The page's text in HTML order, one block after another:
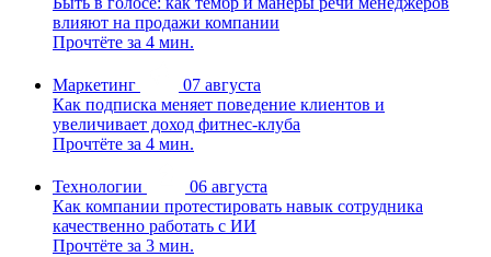
влияют на продажи компании
Прочтёте за 4 мин.
Маркетинг
07 августа
Как подписка меняет поведение клиентов и
увеличивает доход фитнес-клуба
Прочтёте за 4 мин.
Технологии
06 августа
Как компании протестировать навык сотрудника
качественно работать с ИИ
Прочтёте за 3 мин.